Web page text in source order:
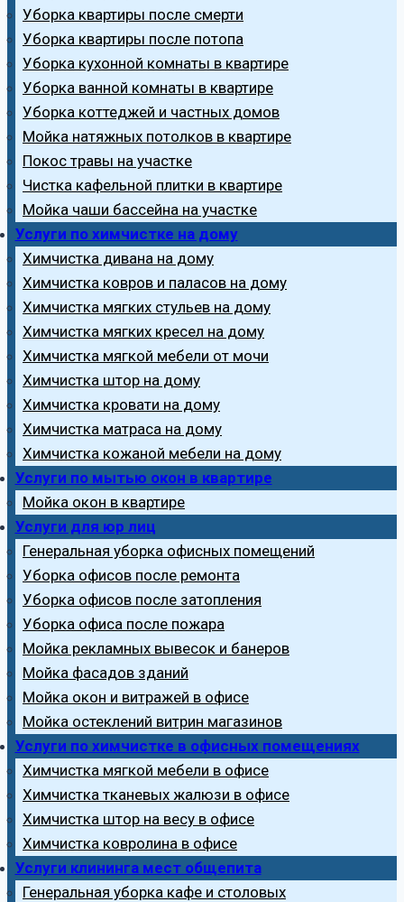
Уборка квартиры после смерти
Уборка квартиры после потопа
Уборка кухонной комнаты в квартире
Уборка ванной комнаты в квартире
Уборка коттеджей и частных домов
Мойка натяжных потолков в квартире
Покос травы на участке
Чистка кафельной плитки в квартире
Мойка чаши бассейна на участке
Услуги по химчистке на дому
Химчистка дивана на дому
Химчистка ковров и паласов на дому
Химчистка мягких стульев на дому
Химчистка мягких кресел на дому
Химчистка мягкой мебели от мочи
Химчистка штор на дому
Химчистка кровати на дому
Химчистка матраса на дому
Химчистка кожаной мебели на дому
Услуги по мытью окон в квартире
Мойка окон в квартире
Услуги для юр лиц
Генеральная уборка офисных помещений
Уборка офисов после ремонта
Уборка офисов после затопления
Уборка офиса после пожара
Мойка рекламных вывесок и банеров
Мойка фасадов зданий
Мойка окон и витражей в офисе
Мойка остеклений витрин магазинов
Услуги по химчистке в офисных помещениях
Химчистка мягкой мебели в офисе
Химчистка тканевых жалюзи в офисе
Химчистка штор на весу в офисе
Химчистка ковролина в офисе
Услуги клининга мест общепита
Генеральная уборка кафе и столовых